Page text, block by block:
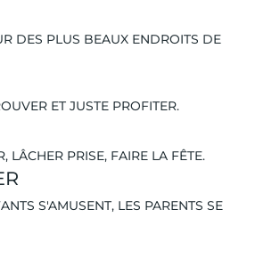
DES PLUS BEAUX ENDROITS DE
ET JUSTE PROFITER.
LÂCHER PRISE, FAIRE LA FÊTE.
S'AMUSENT, LES PARENTS SE